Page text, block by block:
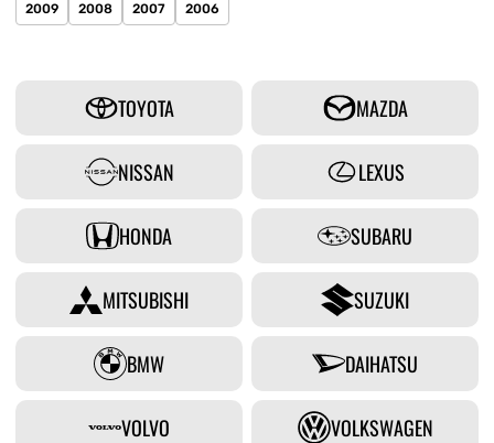
2009 2008 2007 2006
TOYOTA MAZDA
NISSAN LEXUS
HONDA SUBARU
MITSUBISHI SUZUKI
BMW DAIHATSU
VOLVO VOLKSWAGEN